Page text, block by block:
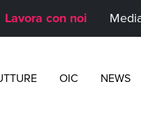
Lavora con noi
OIC NEWS